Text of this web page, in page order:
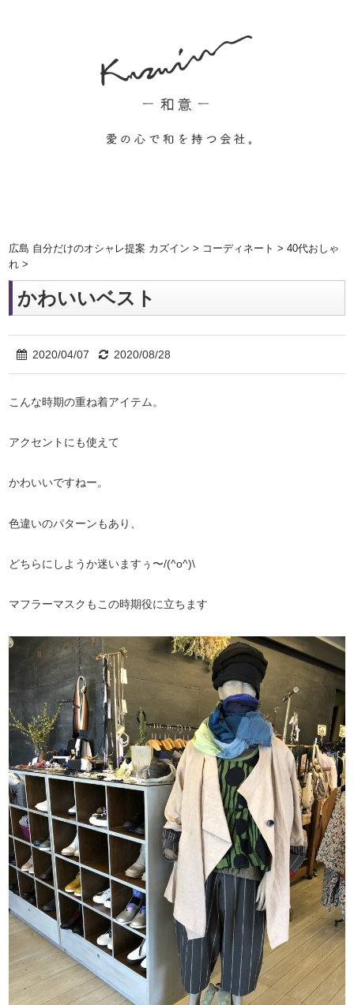
広島 自分だけのオシャレ提案 カズイン > コーディネート >40代おしゃ
れ >
かわいいベスト
2020/04/07 2020/08/28
こんな時期の重ね着アイテム。
アクセントにも使えて
かわいいですねー。
色違いのパターンもあり、
どちらにしようか迷いますぅ〜/(^o^)\
マフラーマスクもこの時期役に立ちます